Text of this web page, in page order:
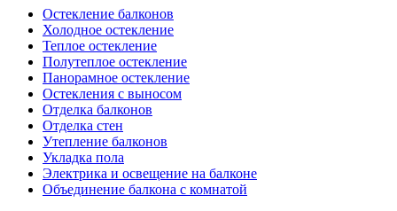
Остекление балконов
Холодное остекление
Теплое остекление
Полутеплое остекление
Панорамное остекление
Остекления с выносом
Отделка балконов
Отделка стен
Утепление балконов
Укладка пола
Электрика и освещение на балконе
Объединение балкона с комнатой